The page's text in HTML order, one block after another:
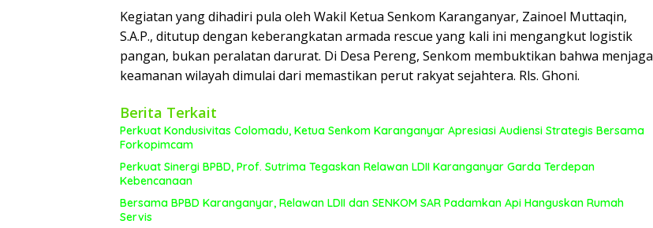
Kegiatan yang dihadiri pula oleh Wakil Ketua Senkom Karanganyar, Zainoel Muttaqin,
S.A.P., ditutup dengan keberangkatan armada rescue yang kali ini mengangkut logistik
pangan, bukan peralatan darurat. Di Desa Pereng, Senkom membuktikan bahwa menjaga
keamanan wilayah dimulai dari memastikan perut rakyat sejahtera. Rls. Ghoni.
Berita Terkait
Perkuat Kondusivitas Colomadu, Ketua Senkom Karanganyar Apresiasi Audiensi Strategis Bersama
Forkopimcam
Perkuat Sinergi BPBD, Prof. Sutrima Tegaskan Relawan LDII Karanganyar Garda Terdepan
Kebencanaan
Bersama BPBD Karanganyar, Relawan LDII dan SENKOM SAR Padamkan Api Hanguskan Rumah
Servis